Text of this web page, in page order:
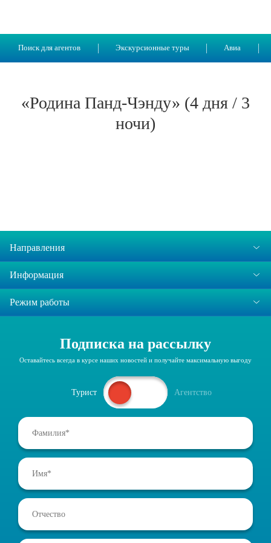
Поиск для агентов Экскурсионные туры Авиа
«Родина Панд-Чэнду» (4 дня / 3
ночи)
Направления
Информация
Режим работы
Подписка на рассылку
Оставайтесь всегда в курсе наших новостей и получайте максимальную выгоду
Турист Агентство